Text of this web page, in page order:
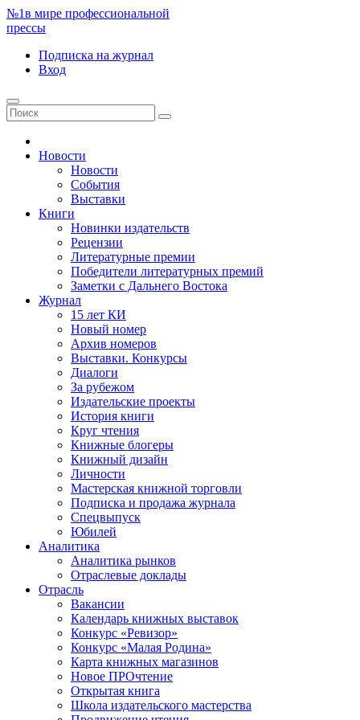
№1в мире профессиональной
прессы
Подписка на журнал
Вход
Новости
Новости
События
Выставки
Книги
Новинки издательств
Рецензии
Литературные премии
Победители литературных премий
Заметки с Дальнего Востока
Журнал
15 лет КИ
Новый номер
Архив номеров
Выставки. Конкурсы
Диалоги
За рубежом
Издательские проекты
История книги
Круг чтения
Книжные блогеры
Книжный дизайн
Личности
Мастерская книжной торговли
Подписка и продажа журнала
Спецвыпуск
Юбилей
Аналитика
Аналитика рынков
Отраслевые доклады
Отрасль
Вакансии
Календарь книжных выставок
Конкурс «Ревизор»
Конкурс «Малая Родина»
Карта книжных магазинов
Новое ПРОчтение
Открытая книга
Школа издательского мастерства